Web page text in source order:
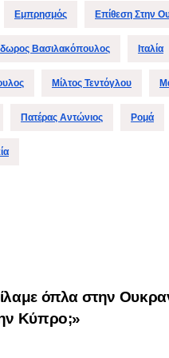
Εμπρησμός Επίθεση Στην
Βασιλακόπουλος Ιταλία
Μίλτος Τεντόγλου
Πατέρας Αντώνιος Ρομά
όπλα στην
Κύπρο;»